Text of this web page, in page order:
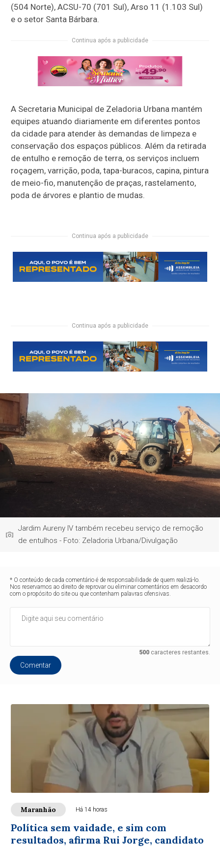
(504 Norte), ACSU-70 (701 Sul), Arso 11 (1.103 Sul)
e o setor Santa Bárbara.
Continua após a publicidade
A Secretaria Municipal de Zeladoria Urbana mantém
equipes atuando diariamente em diferentes pontos
da cidade para atender às demandas de limpeza e
conservação dos espaços públicos. Além da retirada
de entulho e remoção de terra, os serviços incluem
roçagem, varrição, poda, tapa-buracos, capina, pintura
de meio-fio, manutenção de praças, rastelamento,
poda de árvores e plantio de mudas.
Continua após a publicidade
Continua após a publicidade
Jardim Aureny IV também recebeu serviço de remoção
de entulhos - Foto: Zeladoria Urbana/Divulgação
* O conteúdo de cada comentário é de responsabilidade de quem realizá-lo.
Nos reservamos ao direito de reprovar ou eliminar comentários em desacordo
com o propósito do site ou que contenham palavras ofensivas.
500caracteres restantes.
Comentar
Maranhão Há 14 horas
Política sem vaidade, e sim com
resultados, afirma Rui Jorge, candidato